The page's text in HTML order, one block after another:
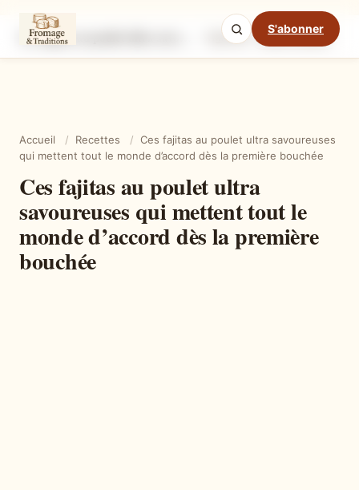
S'abonner
Ingrédients Étapes
Mode cuisine
Accueil / Recettes / Ces fajitas au poulet ultra savoureuses
qui mettent tout le monde d’accord dès la première bouchée
Ces fajitas au poulet ultra
savoureuses qui mettent tout le
monde d’accord dès la première
bouchée